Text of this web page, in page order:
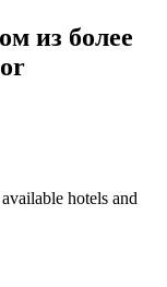
из более
hotels and